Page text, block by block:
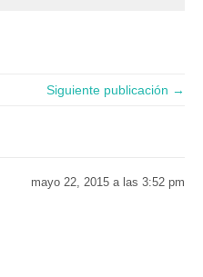
Siguiente publicación →
mayo 22, 2015 a las 3:52 pm